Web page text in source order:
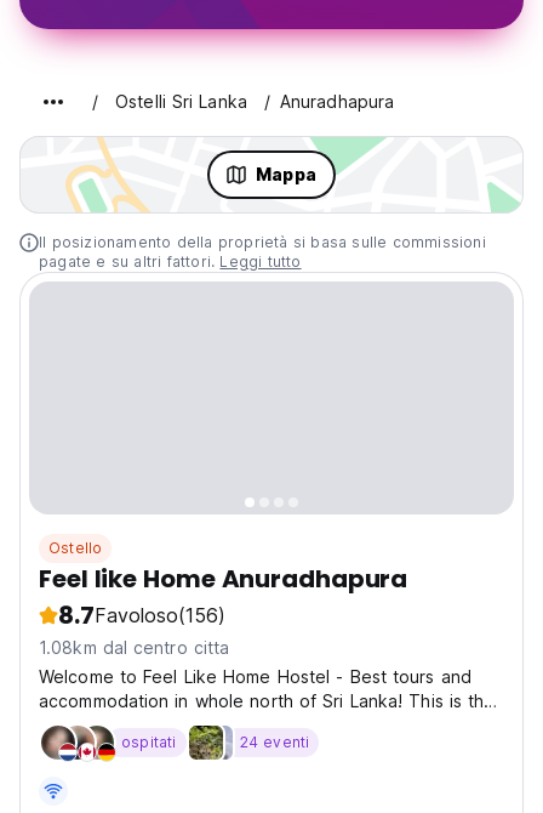
Ostelli Sri Lanka Anuradhapura
Mappa
Il posizionamento della proprietà si basa sulle commissioni
pagate e su altri fattori. Leggi tutto
Ostello
Feel like Home Anuradhapura
8.7Favoloso(156)
1.08km dal centro citta
Welcome to Feel Like Home Hostel - Best tours and
accommodation in whole north of Sri Lanka! This is the
place where warmth of a traditional home meets the
convenience of modern accommodation and the best
building...
ospitati 24 eventi